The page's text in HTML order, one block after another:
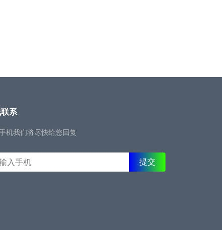
系
机我们将尽快给您回复